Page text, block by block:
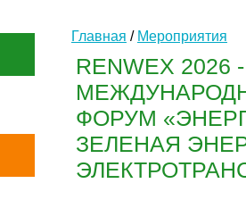
Главная / Мероприятия
RENWEX 2026
ФОРУМ
ЗЕЛЕНАЯ